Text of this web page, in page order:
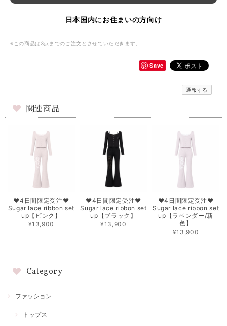
日本国内にお住まいの方向け
※この商品は3点までのご注文とさせていただきます。
Save
通報する
関連商品
♥4日間限定受注♥
Sugar lace ribbon set
up【ピンク】
¥13,900
♥4日間限定受注♥
Sugar lace ribbon set
up【ブラック】
¥13,900
♥4日間限定受注♥
Sugar lace ribbon set
up【ラベンダー/新
色】
¥13,900
Category
ファッション
トップス